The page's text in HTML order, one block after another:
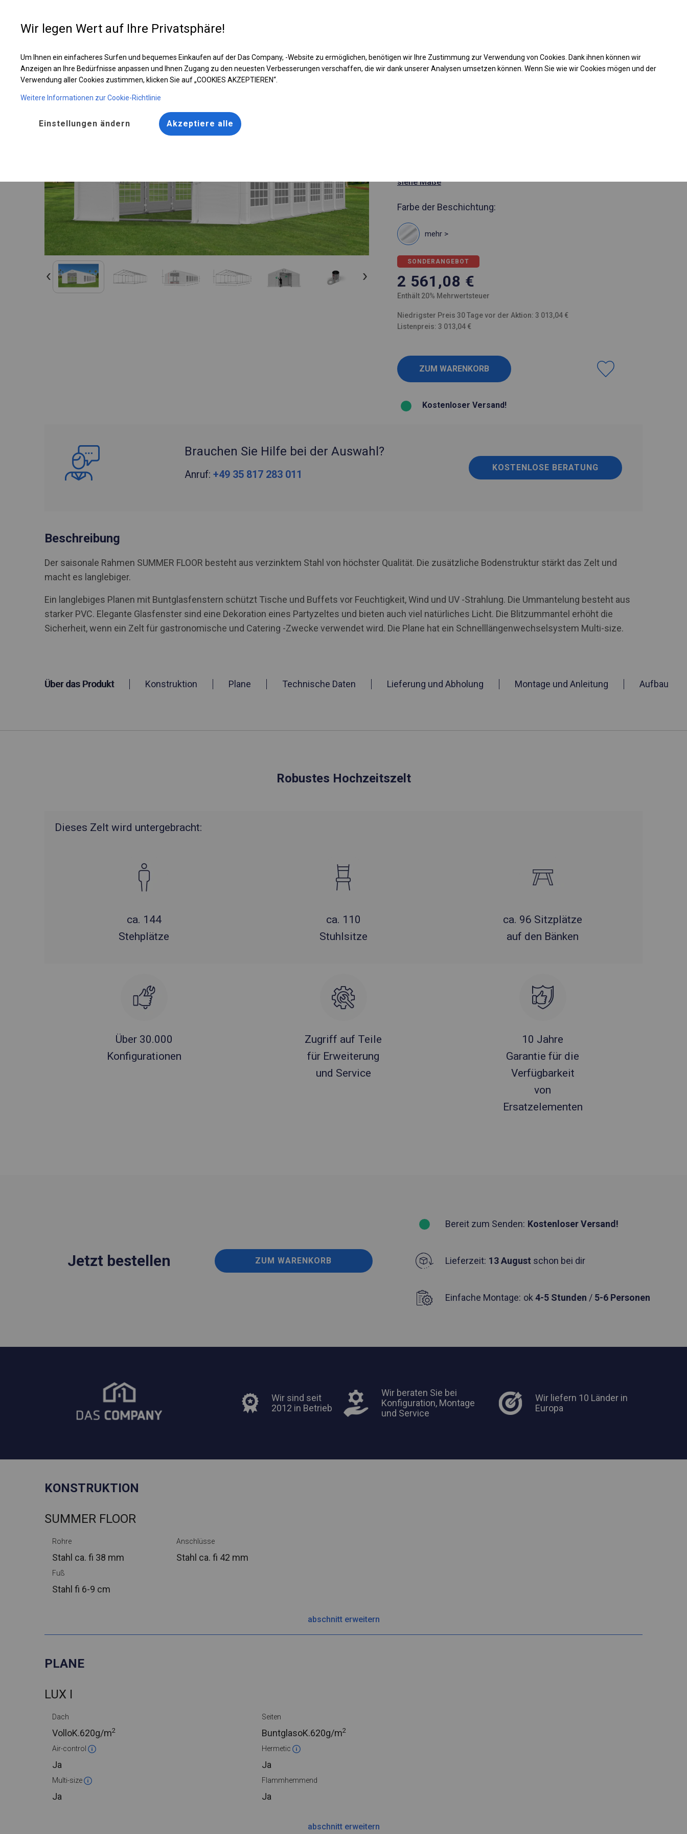
Entwerfen Sie Ihr Zelt
Robustes Hochzeitszelt | 6x12 m Laden Sie das PDF -Angebot herunter
siehe Maße
Farbe der Beschichtung:
mehr >
SONDERANGEBOT
2 561,08 €
Enthält 20% Mehrwertsteuer
Niedrigster Preis 30 Tage vor der Aktion: 3 013,04 €
Listenpreis: 3 013,04 €
Kostenloser Versand!
Brauchen Sie Hilfe bei der Auswahl?
Anruf: +49 35 817 283 011
KOSTENLOSE BERATUNG
Beschreibung
Der saisonale Rahmen SUMMER FLOOR besteht aus verzinktem Stahl von höchster Qualität. Die zusätzliche Bodenstruktur stärkt das Zelt und
macht es langlebiger.
Ein langlebiges Planen mit Buntglasfenstern schützt Tische und Buffets vor Feuchtigkeit, Wind und UV -Strahlung. Die Ummantelung besteht aus
starker PVC. Elegante Glasfenster sind eine Dekoration eines Partyzeltes und bieten auch viel natürliches Licht. Die Blitzummantel erhöht die
Sicherheit, wenn ein Zelt für gastronomische und Catering -Zwecke verwendet wird. Die Plane hat ein Schnelllängenwechselsystem Multi-size.
Über das Produkt Konstruktion Plane Technische Daten Lieferung und Abholung Montage und Anleitung Aufbau
Robustes Hochzeitszelt
Dieses Zelt wird untergebracht:
ca. 144
Stehplätze
ca. 110
Stuhlsitze
ca. 96 Sitzplätze
auf den Bänken
Über 30.000
Konfigurationen
Zugriff auf Teile
für Erweiterung
und Service
10 Jahre
Garantie für die
Verfügbarkeit
von
Ersatzelementen
Jetzt bestellen ZUM WARENKORB
Bereit zum Senden: Kostenloser Versand!
Lieferzeit: 13 August schon bei dir
Einfache Montage: ok 4-5 Stunden / 5-6 Personen
Wir sind seit
2012 in Betrieb
Wir beraten Sie bei
Konfiguration, Montage
und Service
Wir liefern 10 Länder in
Europa
KONSTRUKTION
SUMMER FLOOR
Rohre
Stahl ca. fi 38 mm
Anschlüsse
Stahl ca. fi 42 mm
Fuß
Stahl fi 6-9 cm
abschnitt erweitern
PLANE
LUX I
Dach
VolloK.620g/m2
Seiten
BuntglasoK.620g/m2
Air-control
Ja
Hermetic
Ja
Multi-size
Ja
Flammhemmend
Ja
abschnitt erweitern
Wir legen Wert auf Ihre Privatsphäre!
Um Ihnen ein einfacheres Surfen und bequemes Einkaufen auf der Das Company, -Website zu ermöglichen, benötigen wir Ihre Zustimmung zur Verwendung von Cookies. Dank ihnen können wir
Anzeigen an Ihre Bedürfnisse anpassen und Ihnen Zugang zu den neuesten Verbesserungen verschaffen, die wir dank unserer Analysen umsetzen können. Wenn Sie wie wir Cookies mögen und der
Verwendung aller Cookies zustimmen, klicken Sie auf „COOKIES AKZEPTIEREN“.
Weitere Informationen zur Cookie-Richtlinie
Einstellungen ändern Akzeptiere alle